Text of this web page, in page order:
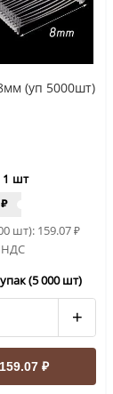
(уп 5000шт)
1 шт
₽
шт): 159.07₽
НДС
(5 000 шт)
+
159.07 ₽